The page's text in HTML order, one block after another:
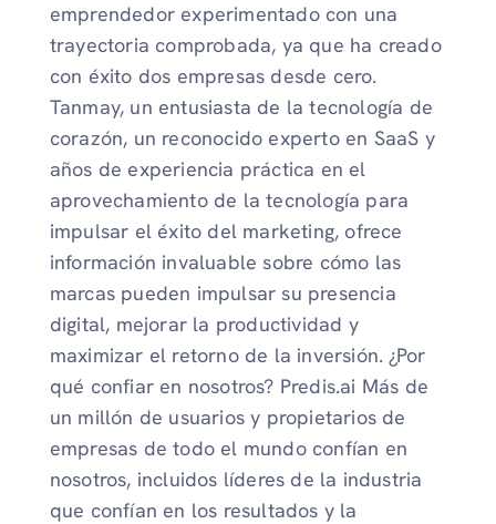
emprendedor experimentado con una
trayectoria comprobada, ya que ha creado
con éxito dos empresas desde cero.
Tanmay, un entusiasta de la tecnología de
corazón, un reconocido experto en SaaS y
años de experiencia práctica en el
aprovechamiento de la tecnología para
impulsar el éxito del marketing, ofrece
información invaluable sobre cómo las
marcas pueden impulsar su presencia
digital, mejorar la productividad y
maximizar el retorno de la inversión. ¿Por
qué confiar en nosotros? Predis.ai Más de
un millón de usuarios y propietarios de
empresas de todo el mundo confían en
nosotros, incluidos líderes de la industria
que confían en los resultados y la